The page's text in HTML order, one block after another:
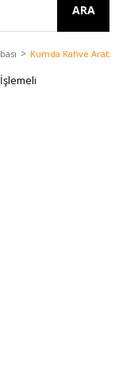
ARA
Kumda Kahve